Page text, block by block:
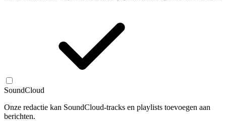
SoundCloud
Onze redactie kan SoundCloud-tracks en playlists toevoegen aan
berichten.